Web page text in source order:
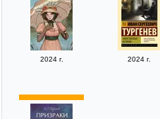
2024 г. 2024 г.